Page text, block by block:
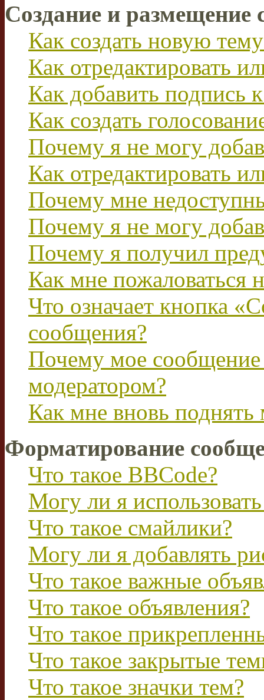
Создание и размещение
Как создать новую
Как отредактировать
Как добавить подпись
Как создать
Почему я не могу
Как отредактировать
Почему мне
Почему я не могу
Почему я получил
Как мне пожаловаться
Что означает кнопка
сообщения?
Почему мое сообщение
модератором?
Как мне вновь
Форматирование
Что такое BBCode?
Могу ли я
Что такое смайлики?
Могу ли я добавлять
Что такое важные
Что такое объявления?
Что такое
Что такое закрытые
Что такое значки тем?